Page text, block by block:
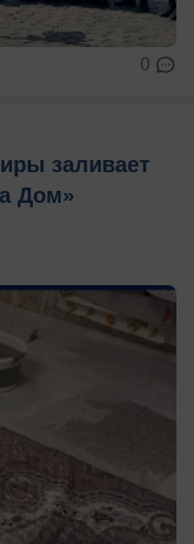
0
заливает
Дом»